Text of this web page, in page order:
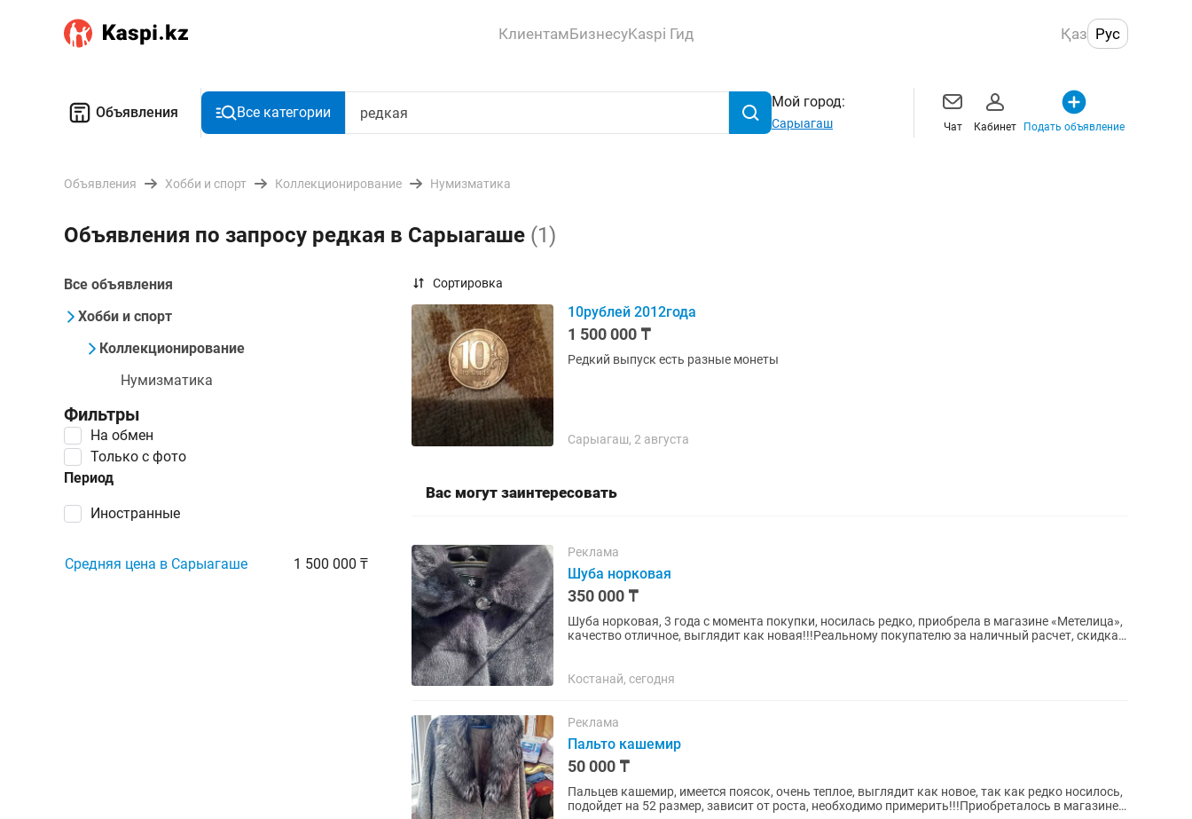
КлиентамБизнесуKaspi Гид Қаз Рус
Объявления Все категории
Мой город:
Сарыагаш Чат Кабинет Подать объявление
Объявления Хобби и спорт Коллекционирование Нумизматика
Объявления по запросу редкая в Сарыагаше (1)
Все объявления
Хобби и спорт
Коллекционирование
Нумизматика
Фильтры
Период
иностранные
На обмен
Только с фото
Средняя цена в Сарыагаше 1 500 000 ₸
Сортировка
10рублей 2012года
1 500 000 ₸
Редкий выпуск есть разные монеты
Сарыагаш, 2 августа
Вас могут заинтересовать
Реклама
Шуба норковая
350 000 ₸
Шуба норковая, 3 года с момента покупки, носилась редко, приобрела в магазине «Метелица»,
качество отличное, выглядит как новая!!!Реальному покупателю за наличный расчет, скидка,
Костанай, сегодня
Реклама
Пальто кашемир
50 000 ₸
Пальцев кашемир, имеется поясок, очень теплое, выглядит как новое, так как редко носилось,
подойдет на 52 размер, зависит от роста, необходимо примерить!!!Приобреталось в магазине